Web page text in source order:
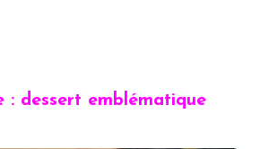
: dessert emblématique